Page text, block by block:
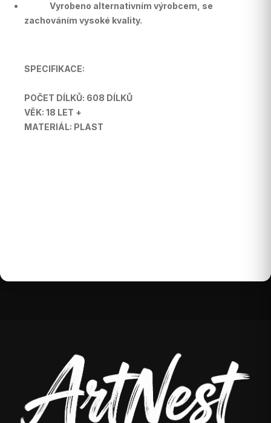
Vyrobeno alternativním výrobcem, se
zachováním vysoké kvality.
SPECIFIKACE:
POČET DÍLKŮ: 608 DÍLKŮ
VĚK: 18 LET +
MATERIÁL: PLAST